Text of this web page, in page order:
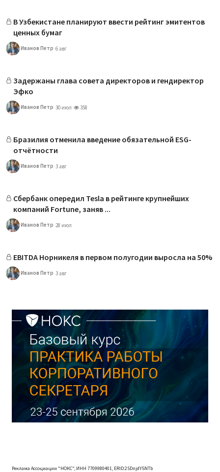
В Узбекистане планируют ввести рейтинг эмитентов
ценных бумаг
Иванов Петр 6 авг
Задержаны глава совета директоров и гендиректор
Эфко
Иванов Петр 30 июл 358
Бразилия отменила введение обязательной ESG-
отчётности
Иванов Петр 3 авг
Сбербанк опередил Tesla в рейтинге крупнейших
компаний Fortune, заняв ...
Иванов Петр 28 июл
EBITDA Норникеля в первом полугодии выросла на 50%
Иванов Петр 3 авг
Реклама Ассоциации "НОКС", ИНН 7709980401, ERID:2SDnjdY5NTb